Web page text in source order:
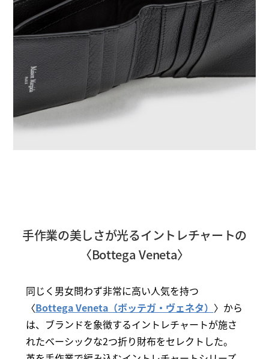
手作業の美しさが光るイントレチャートの
〈Bottega Veneta〉
同じく男女問わず非常に高い人気を持つ
〈Bottega Veneta（ボッテガ・ヴェネタ） 〉から
は、ブランドを象徴するイントレチャートが施さ
れたベーシックな2つ折り財布をセレクトした。